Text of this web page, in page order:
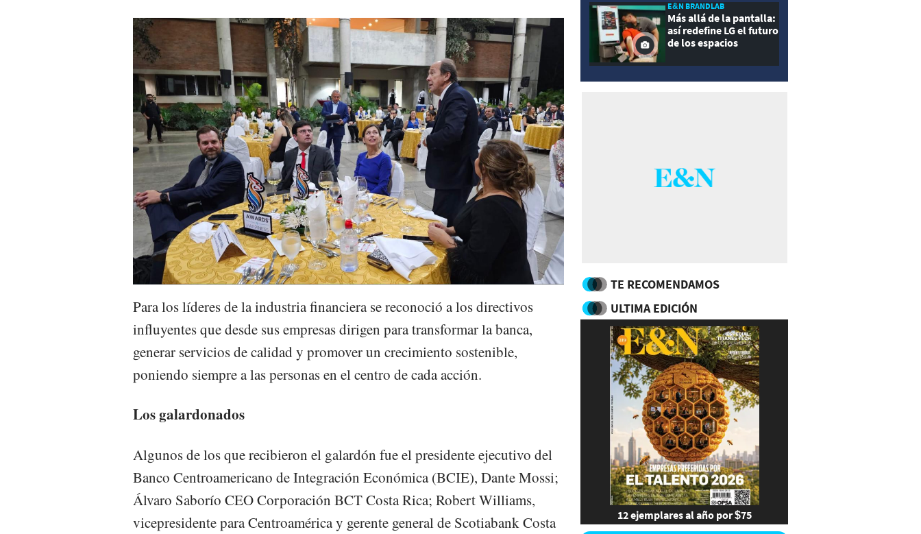
Para los líderes de la industria financiera se reconoció a los directivos
influyentes que desde sus empresas dirigen para transformar la banca,
generar servicios de calidad y promover un crecimiento sostenible,
poniendo siempre a las personas en el centro de cada acción.
Los galardonados
Algunos de los que recibieron el galardón fue el presidente ejecutivo del
Banco Centroamericano de Integración Económica (BCIE), Dante Mossi;
Álvaro Saborío CEO Corporación BCT Costa Rica; Robert Williams,
vicepresidente para Centroamérica y gerente general de Scotiabank Costa
E&N BRANDLAB
Más allá de la pantalla:
así redefine LG el futuro
de los espacios
TE RECOMENDAMOS
ULTIMA EDICIÓN
12 ejemplares al año por $75